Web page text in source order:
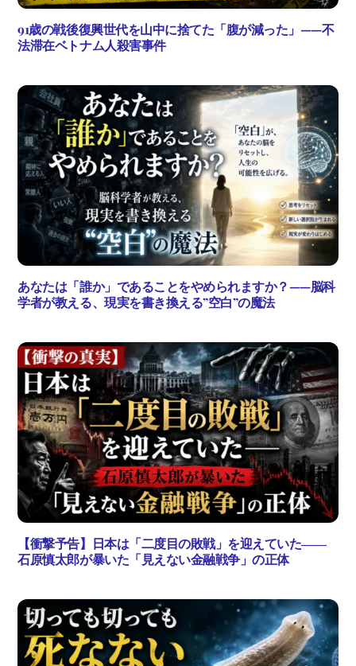
91歳の戦後復興世代を山中に捨てた「腹が減った」——不
法滞在ベトナム人殺害事件
あなたは「誰か」であることをやめられますか？——脳科
学者が教える、現実を書き換える”空白”の魔法
【衝撃予告】日本は「二度目の敗戦」を迎えていた――
石原慎太郎が暴いた「見えない金融戦争」の正体